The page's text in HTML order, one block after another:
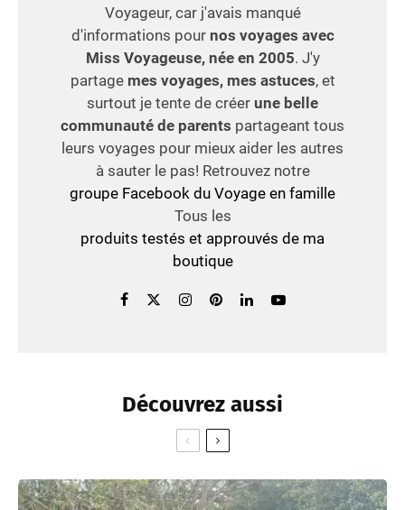
Voyageur, car j'avais manqué
d'informations pour nos voyages avec
Miss Voyageuse, née en 2005. J'y
partage mes voyages, mes astuces, et
surtout je tente de créer une belle
communauté de parents partageant tous
leurs voyages pour mieux aider les autres
à sauter le pas! Retrouvez notre
groupe Facebook du Voyage en famille
Tous les
produits testés et approuvés de ma
boutique
Découvrez aussi